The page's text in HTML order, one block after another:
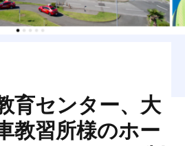
育センター、大
教習所様のホー